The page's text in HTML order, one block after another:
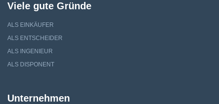
Viele gute Gründe
ALS EINKÄUFER
ALS ENTSCHEIDER
ALS INGENIEUR
ALS DISPONENT
Unternehmen